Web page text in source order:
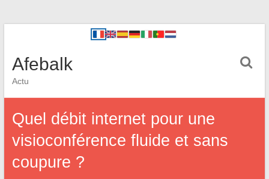
Afebalk
Actu
Quel débit internet pour une
visioconférence fluide et sans
coupure ?